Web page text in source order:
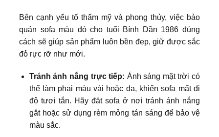
Bên cạnh yếu tố thẩm mỹ và phong thủy, việc bảo
quản sofa màu đỏ cho tuổi Bính Dần 1986 đúng
cách sẽ giúp sản phẩm luôn bền đẹp, giữ được sắc
đỏ rực rỡ như mới.
Tránh ánh nắng trực tiếp: Ánh sáng mặt trời có
thể làm phai màu vải hoặc da, khiến sofa mất đi
độ tươi tắn. Hãy đặt sofa ở nơi tránh ánh nắng
gắt hoặc sử dụng rèm mỏng tán sáng để bảo vệ
màu sắc.